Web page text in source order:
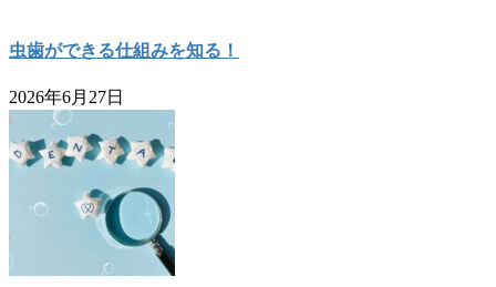
虫歯ができる仕組みを知る！
2026年6月27日